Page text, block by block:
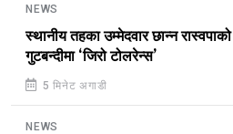
NEWS
स्थानीय तहका उम्मेदवार छान्न
गुटबन्दीमा ‘जिरो टोलरेन्स’
5 मिनेट अगाडी
NEWS